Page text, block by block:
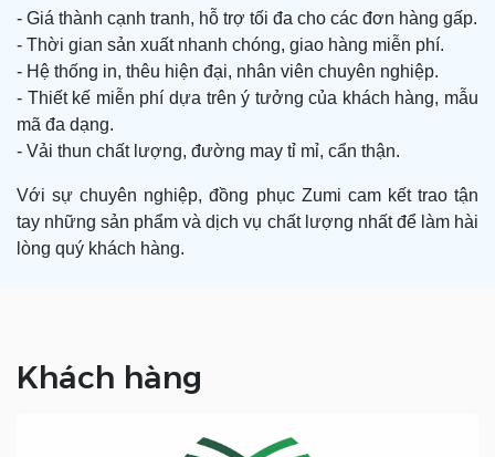
- Giá thành cạnh tranh, hỗ trợ tối đa cho các đơn hàng gấp.
- Thời gian sản xuất nhanh chóng, giao hàng miễn phí.
- Hệ thống in, thêu hiện đại, nhân viên chuyên nghiệp.
- Thiết kế miễn phí dựa trên ý tưởng của khách hàng, mẫu
mã đa dạng.
- Vải thun chất lượng, đường may tỉ mỉ, cẩn thận.
Với sự chuyên nghiệp, đồng phục Zumi cam kết trao tận
tay những sản phẩm và dịch vụ chất lượng nhất để làm hài
lòng quý khách hàng.
Khách hàng